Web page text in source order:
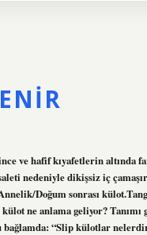
ve hafif kıyafetlerin altında
nedeniyle dikişsiz iç
Doğum sonrası
ne anlama geliyor? Tanımı
bağlamda: “Slip külotlar